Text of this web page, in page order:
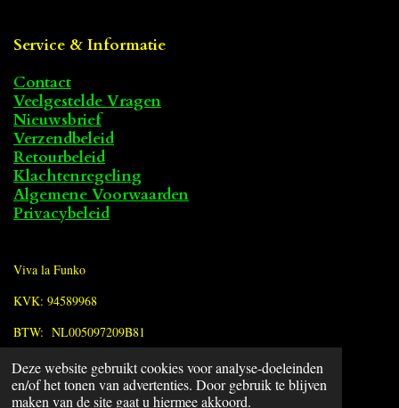
Deze website gebruikt cookies voor analyse-doeleinden
en/of het tonen van advertenties. Door gebruik te blijven
maken van de site gaat u hiermee akkoord.
Service & Informatie
Contact
Veelgestelde Vragen
Nieuwsbrief
Verzendbeleid
Retourbeleid
Klachtenregeling
Algemene Voorwaarden
Privacybeleid
Viva la Funko
KVK: 94589968
BTW: NL005097209B81
F
a
© 2022 - 2026 Viva la Funko